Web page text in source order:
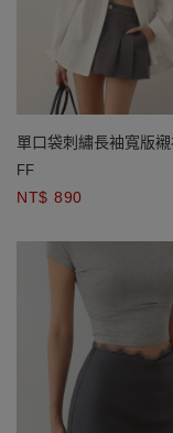
單口袋刺繡長袖寬版襯
FF
NT$ 890